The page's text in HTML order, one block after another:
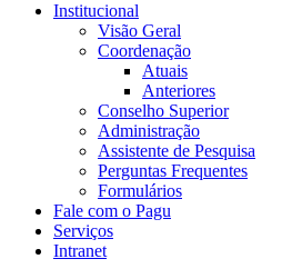
Institucional
Visão Geral
Coordenação
Atuais
Anteriores
Conselho Superior
Administração
Assistente de Pesquisa
Perguntas Frequentes
Formulários
Fale com o Pagu
Serviços
Intranet